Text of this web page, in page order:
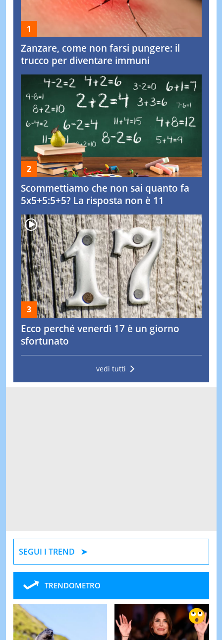
Zanzare, come non farsi pungere: il
trucco per diventare immuni
Scommettiamo che non sai quanto fa
5x5+5:5+5? La risposta non è 11
Ecco perché venerdì 17 è un giorno
sfortunato
vedi tutti
SEGUI I TREND
TRENDOMETRO